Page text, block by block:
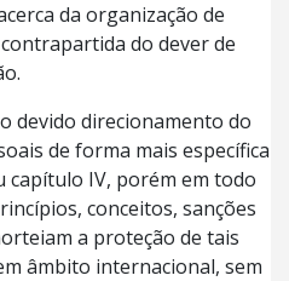
da organização de
do dever de
devido direcionamento do
de forma mais específica
capítulo IV, porém em todo
conceitos, sanções
a proteção de tais
âmbito internacional, sem